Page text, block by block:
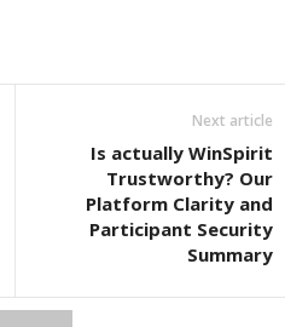
Next article
Is actually WinSpirit
Trustworthy? Our
Platform Clarity and
Participant Security
Summary